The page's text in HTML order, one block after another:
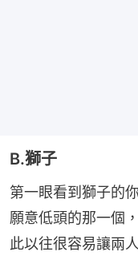
B.獅子
第一眼看到獅子的
願意低頭的那一個
此以往很容易讓兩